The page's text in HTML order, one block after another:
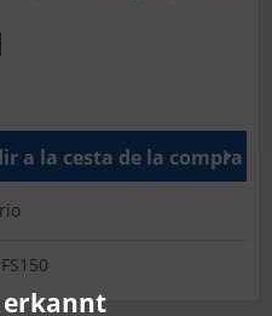
a la cesta de la compra
erkannt